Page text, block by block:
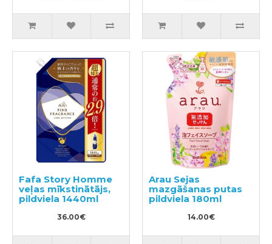
Fafa Story Homme
veļas mīkstinātājs,
pildviela 1440ml
36.00€
Arau Sejas
mazgāšanas putas
pildviela 180ml
14.00€